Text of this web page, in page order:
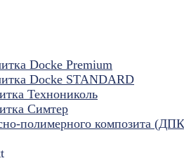
Docke Premium
Docke STANDARD
Технониколь
Симтер
полимерного композита